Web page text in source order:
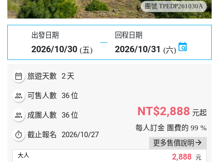
團號 TPEDP261030A
出發日期
2026/10/30 (五)
回程日期
2026/10/31 (六)
date_range 旅遊天數 2 天
people 可售人數 36位
people 成團人數 36位
timer 截止報名 2026/10/27
NT$2,888 元起
每人訂金 團費的 99 %
更多售價說明 arrow_forward
2,888 元